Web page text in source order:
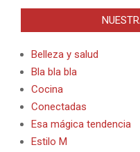
Belleza y salud
Bla bla bla
Cocina
Conectadas
Esa mágica tendencia
Estilo M